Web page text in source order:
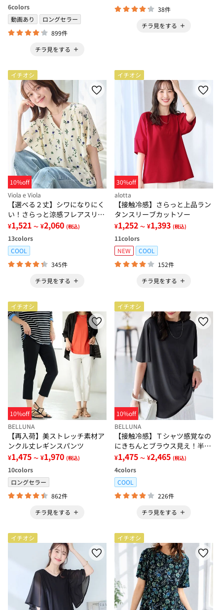
6colors
動画あり
ロングセラー
899件
チラ見をする
38件
チラ見をする
イチオシ
10%off
Viola e Viola
【選べる２丈】シワになりにく
い！さらっと涼感フレアスリー
ブブラウス
¥1,521 ～ ¥2,060 (税込)
13colors
COOL
345件
チラ見をする
イチオシ
30%off
alotta
【接触冷感】さらっと上品ラン
タンスリーブカットソー
¥1,252 ～ ¥1,393 (税込)
11colors
NEW
COOL
152件
チラ見をする
イチオシ
10%off
BELLUNA
【再入荷】美ストレッチ素材ア
ンクル丈レギンスパンツ
¥1,475 ～ ¥1,970 (税込)
10colors
ロングセラー
862件
チラ見をする
イチオシ
10%off
BELLUNA
【接触冷感】Ｔシャツ感覚なの
にきちんとブラウス見え！半袖
プルオーバー
¥1,475 ～ ¥2,465 (税込)
4colors
COOL
226件
チラ見をする
イチオシ イチオシ